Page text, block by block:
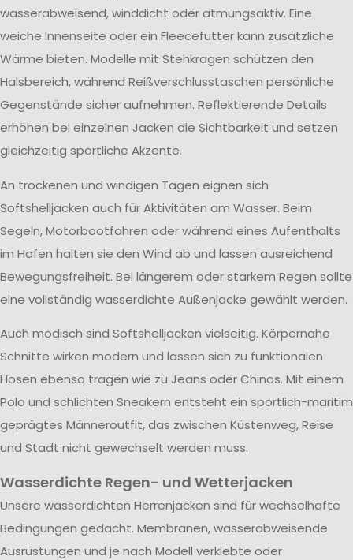
wasserabweisend, winddicht oder atmungsaktiv. Eine
weiche Innenseite oder ein Fleecefutter kann zusätzliche
Wärme bieten. Modelle mit Stehkragen schützen den
Halsbereich, während Reißverschlusstaschen persönliche
Gegenstände sicher aufnehmen. Reflektierende Details
erhöhen bei einzelnen Jacken die Sichtbarkeit und setzen
gleichzeitig sportliche Akzente.
An trockenen und windigen Tagen eignen sich
Softshelljacken auch für Aktivitäten am Wasser. Beim
Segeln, Motorbootfahren oder während eines Aufenthalts
im Hafen halten sie den Wind ab und lassen ausreichend
Bewegungsfreiheit. Bei längerem oder starkem Regen sollte
eine vollständig wasserdichte Außenjacke gewählt werden.
Auch modisch sind Softshelljacken vielseitig. Körpernahe
Schnitte wirken modern und lassen sich zu funktionalen
Hosen ebenso tragen wie zu Jeans oder Chinos. Mit einem
Polo und schlichten Sneakern entsteht ein sportlich-maritim
geprägtes Männeroutfit, das zwischen Küstenweg, Reise
und Stadt nicht gewechselt werden muss.
Wasserdichte Regen- und Wetterjacken
Unsere wasserdichten Herrenjacken sind für wechselhafte
Bedingungen gedacht. Membranen, wasserabweisende
Ausrüstungen und je nach Modell verklebte oder